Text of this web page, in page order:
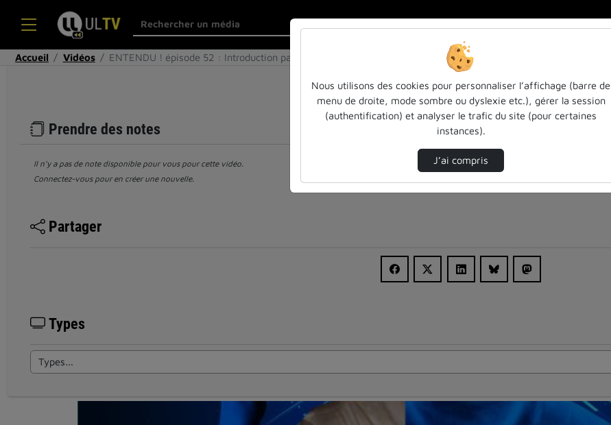
Accueil Vidéos ENTENDU ! épisode 52 : Introduction par Dani…
Prendre des notes
Il n’y a pas de note disponible pour vous pour cette vidéo.
Connectez-vous pour en créer une nouvelle.
Partager
Types
Nous utilisons des cookies pour personnaliser l’affichage (barre de
menu de droite, mode sombre ou dyslexie etc.), gérer la session
(authentification) et analyser le trafic du site (pour certaines
instances).
J’ai compris